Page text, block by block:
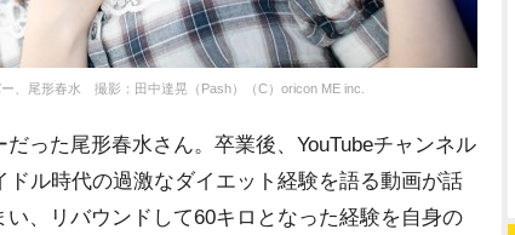
、尾形春水 撮影：田中達晃（Pash）（C）oricon ME inc.
った尾形春水さん。卒業後、YouTubeチャンネル
ル時代の過激なダイエット経験を語る動画が話
、リバウンドして60キロとなった経験を自身の